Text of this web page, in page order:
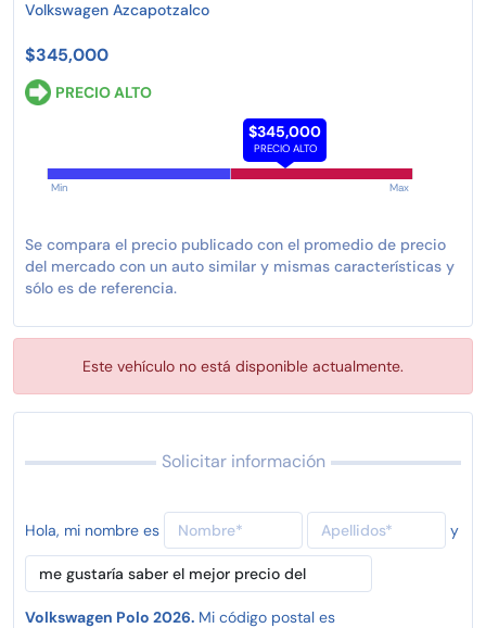
Volkswagen Azcapotzalco
$345,000
PRECIO ALTO
$345,000
PRECIO ALTO
Min Max
Se compara el precio publicado con el promedio de precio
del mercado con un auto similar y mismas características y
sólo es de referencia.
Este vehículo no está disponible actualmente.
Solicitar información
Hola, mi nombre es y
Volkswagen Polo 2026. Mi código postal es